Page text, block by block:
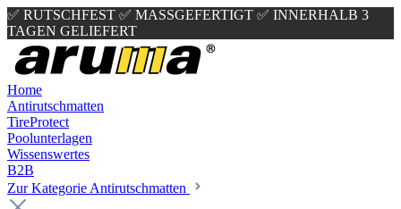
✅ RUTSCHFEST ✅ MASSGEFERTIGT ✅ INNERHALB 3
TAGEN GELIEFERT
Home
Antirutschmatten
TireProtect
Poolunterlagen
Wissenswertes
B2B
Zur Kategorie Antirutschmatten